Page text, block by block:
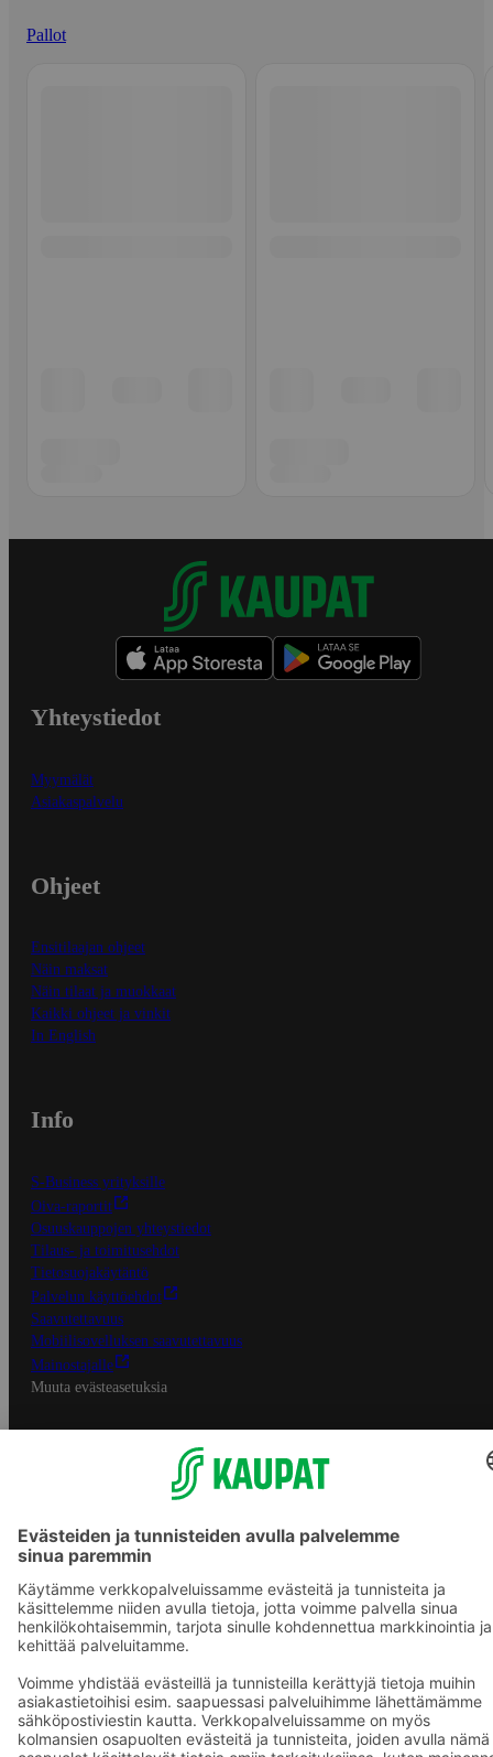
Pallot
Yhteystiedot
Myymälät
Asiakaspalvelu
Ohjeet
Ensitilaajan ohjeet
Näin maksat
Näin tilaat ja muokkaat
Kaikki ohjeet ja vinkit
In English
Info
S-Business yrityksille
Oiva-raportit
Osuuskauppojen yhteystiedot
Tilaus- ja toimitusehdot
Tietosuojakäytäntö
Palvelun käyttöehdot
Saavutettavuus
Mobiilisovelluksen saavutettavuus
Mainostajalle
Muuta evästeasetuksia
S-ryhmän palvelut
S-ryhmä
Asiakasomistajuus
Yhteishyvä Ruoka -sovellus
S-ostoslista -sovellus
Prisma.fi
Sokos.fi
S-Pankki
Yhteishyvä
Sokos Hotels
Raflaamo